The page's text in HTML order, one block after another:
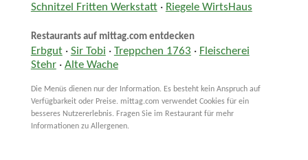
Schnitzel Fritten Werkstatt· Riegele WirtsHaus
Restaurants auf mittag.com entdecken
Erbgut· Sir Tobi · Treppchen 1763 · Fleischerei
Stehr· Alte Wache
Die Menüs dienen nur der Information. Es besteht kein Anspruch auf
Verfügbarkeit oder Preise. mittag.com verwendet Cookies für ein
besseres Nutzererlebnis. Fragen Sie im Restaurant für mehr
Informationen zu Allergenen.